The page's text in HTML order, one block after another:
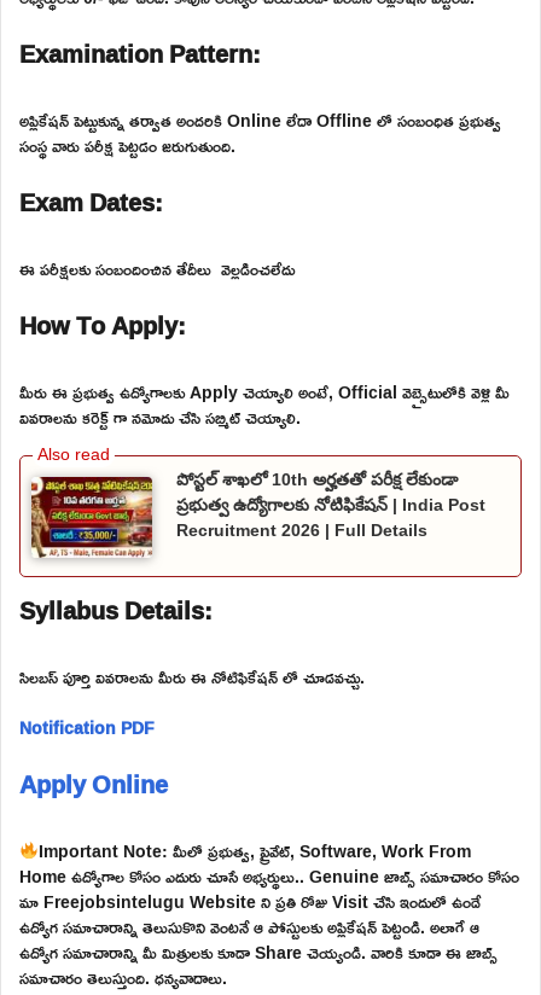
Examination Pattern:
అప్లికేషన్ పెట్టుకున్న తర్వాత అందరికి Online లేదా Offline లో సంబంధిత ప్రభుత్వ
సంస్థ వారు పరీక్ష పెట్టడం జరుగుతుంది.
Exam Dates:
ఈ పరీక్షలకు సంబందించిన తేదీలు వెల్లడించలేదు
How To Apply:
మీరు ఈ ప్రభుత్వ ఉద్యోగాలకు Apply చెయ్యాలి అంటే, Official వెబ్సైటులోకి వెళ్లి మీ
వివరాలను కరెక్ట్ గా నమోదు చేసి సబ్మిట్ చెయ్యాలి.
పోస్టల్ శాఖలో 10th అర్హతతో పరీక్ష లేకుండా
ప్రభుత్వ ఉద్యోగాలకు నోటిఫికేషన్ | India Post
Recruitment 2026 | Full Details
Syllabus Details:
సిలబస్ పూర్తి వివరాలను మీరు ఈ నోటిఫికేషన్ లో చూడవచ్చు.
Notification PDF
Apply Online
Important Note: మీలో ప్రభుత్వ, ప్రైవేట్, Software, Work From
Home ఉద్యోగాల కోసం ఎదురు చూసే అభ్యర్థులు.. Genuine జాబ్స్ సమాచారం కోసం
మా Freejobsintelugu Website ని ప్రతి రోజు Visit చేసి ఇందులో ఉండే
ఉద్యోగ సమాచారాన్ని తెలుసుకొని వెంటనే ఆ పోస్టులకు అప్లికేషన్ పెట్టండి. అలాగే ఆ
ఉద్యోగ సమాచారాన్ని మీ మిత్రులకు కూడా Share చెయ్యండి. వారికి కూడా ఈ జాబ్స్
సమాచారం తెలుస్తుంది. ధన్యవాదాలు.